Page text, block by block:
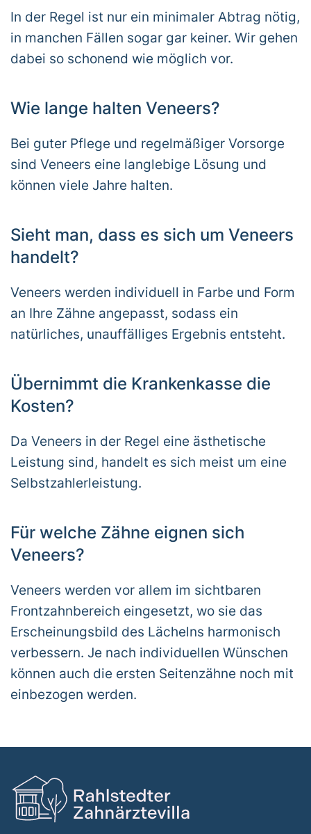
In der Regel ist nur ein minimaler Abtrag nötig,
in manchen Fällen sogar gar keiner. Wir gehen
dabei so schonend wie möglich vor.
Wie lange halten Veneers?
Bei guter Pflege und regelmäßiger Vorsorge
sind Veneers eine langlebige Lösung und
können viele Jahre halten.
Sieht man, dass es sich um Veneers
handelt?
Veneers werden individuell in Farbe und Form
an Ihre Zähne angepasst, sodass ein
natürliches, unauffälliges Ergebnis entsteht.
Übernimmt die Krankenkasse die
Kosten?
Da Veneers in der Regel eine ästhetische
Leistung sind, handelt es sich meist um eine
Selbstzahlerleistung.
Für welche Zähne eignen sich
Veneers?
Veneers werden vor allem im sichtbaren
Frontzahnbereich eingesetzt, wo sie das
Erscheinungsbild des Lächelns harmonisch
verbessern. Je nach individuellen Wünschen
können auch die ersten Seitenzähne noch mit
einbezogen werden.